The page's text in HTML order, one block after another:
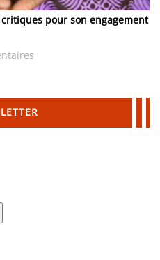
pour son engagement